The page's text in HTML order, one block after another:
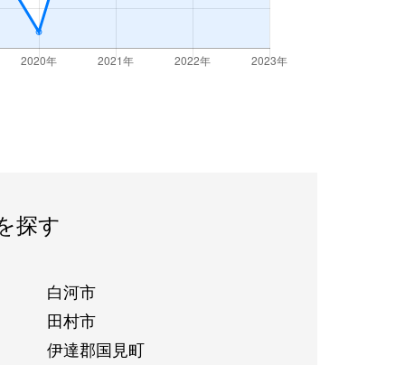
探す
白河市
田村市
伊達郡国見町